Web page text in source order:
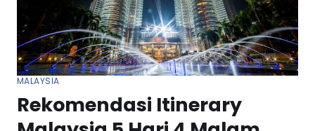
MALAYSIA
Rekomendasi Itinerary